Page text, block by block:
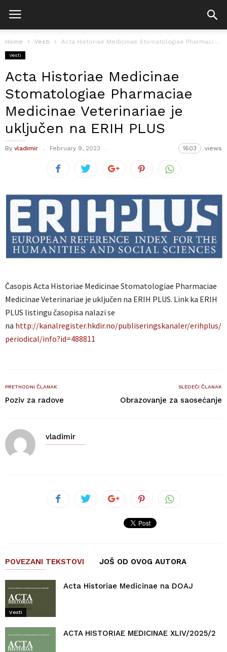
Home Vesti Acta Historiae Medicinae Stomatologiae Pharmaciae Medicinae Veterinariae je uključen na ERIH PLUS
Vesti
Acta Historiae Medicinae
Stomatologiae Pharmaciae
Medicinae Veterinariae je
uključen na ERIH PLUS
By vladimir February 9, 2023 1603 views
Časopis Acta Historiae Medicinae Stomatologiae Pharmaciae
Medicinae Veterinariae je uključen na ERIH PLUS. Link ka ERIH
PLUS listingu časopisa nalazi se
na http://kanalregister.hkdir.no/publiseringskanaler/erihplus/
periodical/info?id=488811
PRETHODNI ČLANAK
Poziv za radove
SLEDEĆI ČLANAK
Obrazovanje za saosećanje
vladimir
POVEZANI TEKSTOVI JOŠ OD OVOG AUTORA
Vesti
Acta Historiae Medicinae na DOAJ
ACTA HISTORIAE MEDICINAE XLIV/2025/2